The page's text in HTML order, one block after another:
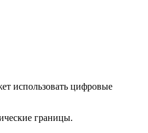
использовать цифровые
границы.